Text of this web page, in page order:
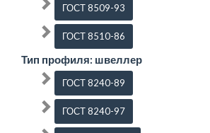
ГОСТ 8509-93
ГОСТ 8510-86
Тип профиля: швеллер
ГОСТ 8240-89
ГОСТ 8240-97